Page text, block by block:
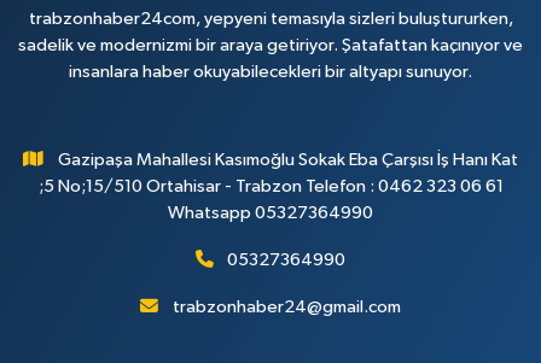
trabzonhaber24com, yepyeni temasıyla sizleri buluştururken,
sadelik ve modernizmi bir araya getiriyor. Şatafattan kaçınıyor ve
insanlara haber okuyabilecekleri bir altyapı sunuyor.
Gazipaşa Mahallesi Kasımoğlu Sokak Eba Çarşısı İş Hanı Kat
;5 No;15/510 Ortahisar - Trabzon Telefon : 0462 323 06 61
Whatsapp 05327364990
05327364990
trabzonhaber24@gmail.com